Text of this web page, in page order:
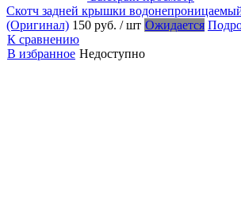
Скотч задней крышки
(Оригинал) 150 руб. / шт Ожидается
К сравнению
В избранное Недоступно